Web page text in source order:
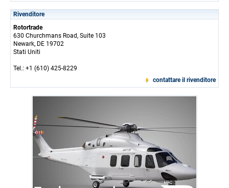
Rivenditore
Rotortrade
630 Churchmans Road, Suite 103
Newark, DE 19702
Stati Uniti
Tel.: +1 (610) 425-8229
contattare il rivenditore